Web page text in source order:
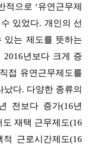
적으로 ‘유연근무제
있었다. 개인의 선
있는 제도를 뜻하는
2016년보다 크게 증
접 유연근무제도를
났다. 다양한 종류의
전보다 증가(16년
재택 근무제도(16
근로시간제도(16